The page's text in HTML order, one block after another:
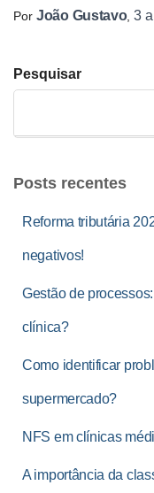
Por João Gustavo,3
Pesquisar
Posts recentes
Reforma tributária
negativos!
Gestão de
clínica?
Como identificar
supermercado?
NFS em clínicas
A importância da